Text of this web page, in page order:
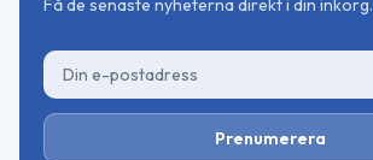
Få de senaste nyheterna direkt i din inkorg.
Prenumerera